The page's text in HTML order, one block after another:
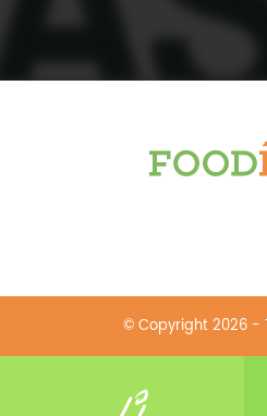
© Copyright 2026 -